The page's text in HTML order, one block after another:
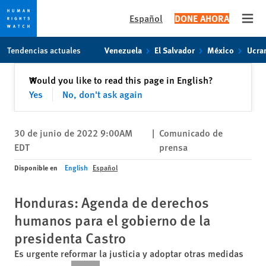
content
Español DONE AHORA
Tendencias actuales Venezuela El Salvador México
Would you like to read this page in English?
Yes
No, don't ask again
✕Cerrar
30 de junio de 2022 9:00AM
EDT
| Comunicado de
prensa
Disponible en English Español
Honduras: Agenda de derechos
humanos para el gobierno de la
presidenta Castro
Es urgente reformar la justicia y adoptar otras medidas